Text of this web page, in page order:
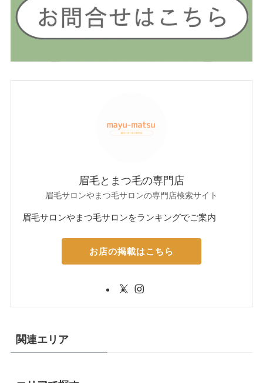
眉毛とまつ毛の専門店
眉毛サロンやまつ毛サロンの専門店検索サイト
眉毛サロンやまつ毛サロンをランキングでご案内
お店の掲載はこちら
関連エリア